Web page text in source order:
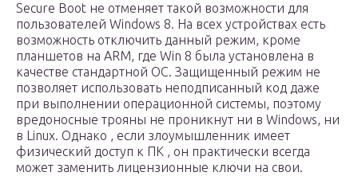
Secure Boot не отменяет такой возможности для
пользователей Windows 8. На всех устройствах есть
возможность отключить данный режим, кроме
планшетов на ARM, где Win 8 была установлена в
качестве стандартной ОС. Защищенный режим не
позволяет использовать неподписанный код даже
при выполнении операционной системы, поэтому
вредоносные трояны не проникнут ни в Windows, ни
в Linux. Однако , если злоумышленник имеет
физический доступ к ПК , он практически всегда
может заменить лицензионные ключи на свои.